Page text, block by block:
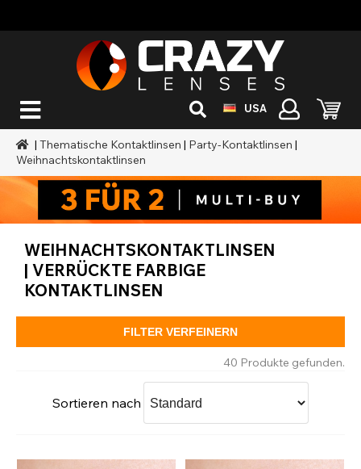
USA
|Thematische Kontaktlinsen | Party-Kontaktlinsen |
Weihnachtskontaktlinsen
WEIHNACHTSKONTAKTLINSEN
| VERRÜCKTE FARBIGE
KONTAKTLINSEN
FILTER VERFEINERN
40 Produkte gefunden.
Sortieren nach